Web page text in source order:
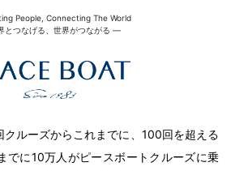
People, Connecting The World
とつなげる、世界がつながる ―
ルーズからこれまでに、100回を超える
でに10万人がピースボートクルーズに乗